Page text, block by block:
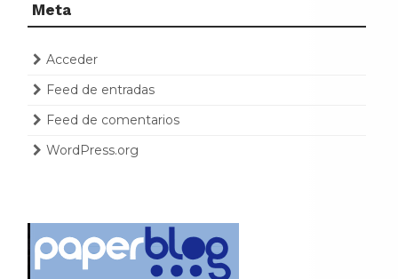
Meta
Acceder
Feed de entradas
Feed de comentarios
WordPress.org